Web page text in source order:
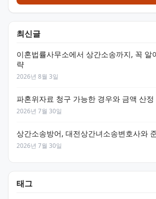
최신글
이혼법률사무소에서 상간소송까지, 꼭 알
략
2026년 8월 3일
파혼위자료 청구 가능한 경우와 금액 산정
2026년 7월 30일
상간소송방어, 대전상간녀소송변호사와
2026년 7월 30일
태그